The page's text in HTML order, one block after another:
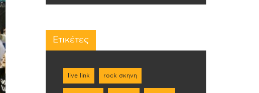
Ετικέτες
live link rock σκηνη